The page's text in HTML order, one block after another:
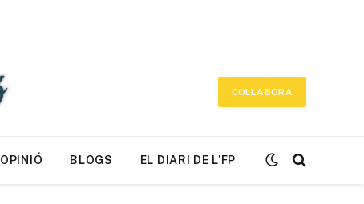
COL·LABORA
OPINIÓ BLOGS EL DIARI DE L’FP